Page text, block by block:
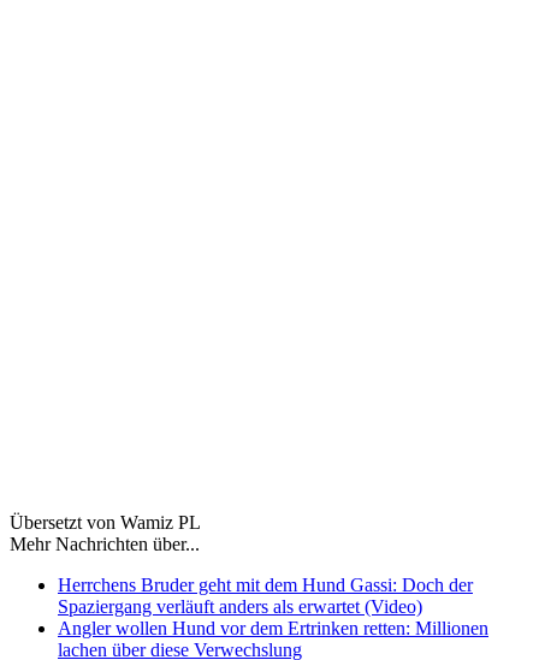
Übersetzt von Wamiz PL
Mehr Nachrichten über...
Herrchens Bruder geht mit dem Hund Gassi: Doch der
Spaziergang verläuft anders als erwartet (Video)
Angler wollen Hund vor dem Ertrinken retten: Millionen
lachen über diese Verwechslung